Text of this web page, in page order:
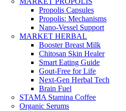
Propolis Capsules
Propolis: Mechanisms
Nano-Vessel Support
MARKET HERBAL
Booster Breast Milk
Chitosan Skin Healer
Smart Eating Guide
Gout-Free for Life
Next-Gen Herbal Tech
Brain Fuel
STAMA Stamina Coffee
Organic Serums